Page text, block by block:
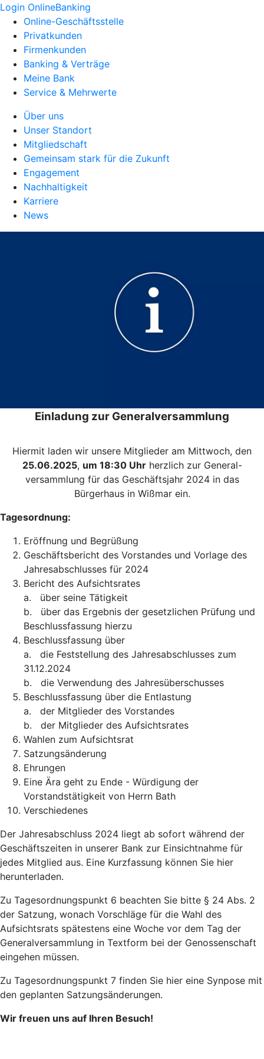
Login OnlineBanking
Online-Geschäftsstelle
Privatkunden
Firmenkunden
Banking & Verträge
Meine Bank
Service & Mehrwerte
Über uns
Unser Standort
Mitgliedschaft
Gemeinsam stark für die Zukunft
Engagement
Nachhaltigkeit
Karriere
News
Einladung zur Generalversammlung
Hiermit laden wir unsere Mitglieder am Mittwoch, den
25.06.2025, um 18:30 Uhrherzlich zur General-
versammlung für das Geschäftsjahr 2024 in das
Bürgerhaus in Wißmar ein.
Tagesordnung:
Eröffnung und Begrüßung
Geschäftsbericht des Vorstandes und Vorlage des
Jahresabschlusses für 2024
Bericht des Aufsichtsrates
a. über seine Tätigkeit
b. über das Ergebnis der gesetzlichen Prüfung und
Beschlussfassung hierzu
Beschlussfassung über
a. die Feststellung des Jahresabschlusses zum
31.12.2024
b. die Verwendung des Jahresüberschusses
Beschlussfassung über die Entlastung
a. der Mitglieder des Vorstandes
b. der Mitglieder des Aufsichtsrates
Wahlen zum Aufsichtsrat
Satzungsänderung
Ehrungen
Eine Ära geht zu Ende - Würdigung der
Vorstandstätigkeit von Herrn Bath
Verschiedenes
Der Jahresabschluss 2024 liegt ab sofort während der
Geschäftszeiten in unserer Bank zur Einsichtnahme für
jedes Mitglied aus. Eine Kurzfassung können Sie hier
herunterladen.
Zu Tagesordnungspunkt 6 beachten Sie bitte § 24 Abs. 2
der Satzung, wonach Vorschläge für die Wahl des
Aufsichtsrats spätestens eine Woche vor dem Tag der
Generalversammlung in Textform bei der Genossenschaft
eingehen müssen.
Zu Tagesordnungspunkt 7 finden Sie hier eine Synpose mit
den geplanten Satzungsänderungen.
Wir freuen uns auf Ihren Besuch!